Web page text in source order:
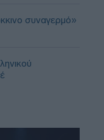
συναγερμό»